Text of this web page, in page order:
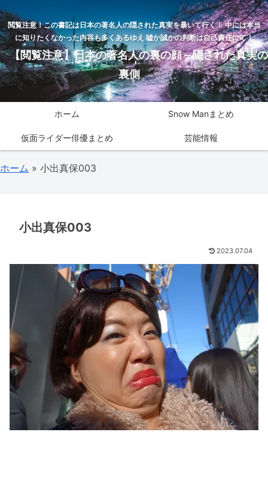
閲覧注意！この書記は日本の著名人の隠された真実を暴いて行く！ 中には本当
に知りたくなかった内容も多くあるゆえ 嘘か誠かの判断は自己責任にて！
【閲覧注意】日本の著名人の裏の顔～隠された真実の
裏側
ホーム Snow Manまとめ
仮面ライダー俳優まとめ 芸能情報
ホーム » 小出真保003
小出真保003
2023.07.04